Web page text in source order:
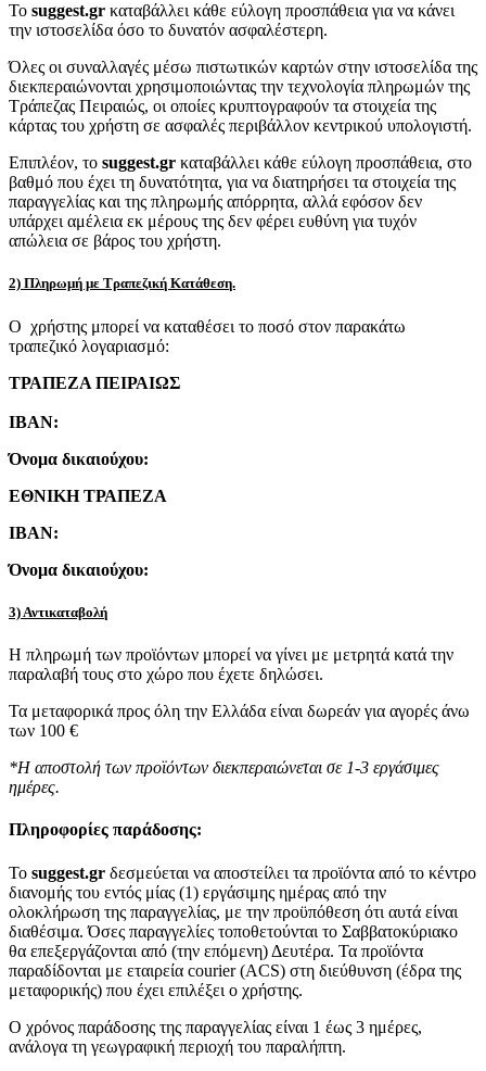
Το suggest.gr καταβάλλει κάθε εύλογη προσπάθεια για να κάνει
την ιστοσελίδα όσο το δυνατόν ασφαλέστερη.
Όλες οι συναλλαγές μέσω πιστωτικών καρτών στην ιστοσελίδα της
διεκπεραιώνονται χρησιμοποιώντας την τεχνολογία πληρωμών της
Τράπεζας Πειραιώς, οι οποίες κρυπτογραφούν τα στοιχεία της
κάρτας του χρήστη σε ασφαλές περιβάλλον κεντρικού υπολογιστή.
Επιπλέον, το suggest.gr καταβάλλει κάθε εύλογη προσπάθεια, στο
βαθμό που έχει τη δυνατότητα, για να διατηρήσει τα στοιχεία της
παραγγελίας και της πληρωμής απόρρητα, αλλά εφόσον δεν
υπάρχει αμέλεια εκ μέρους της δεν φέρει ευθύνη για τυχόν
απώλεια σε βάρος του χρήστη.
2) Πληρωμή με Τραπεζική Κατάθεση.
Ο χρήστης μπορεί να καταθέσει το ποσό στον παρακάτω
τραπεζικό λογαριασμό:
ΤΡΑΠΕΖΑ ΠΕΙΡΑΙΩΣ
IBAN:
Όνομα δικαιούχου:
ΕΘΝΙΚΗ ΤΡΑΠΕΖΑ
IBAN:
Όνομα δικαιούχου:
3) Αντικαταβολή
Η πληρωμή των προϊόντων μπορεί να γίνει με μετρητά κατά την
παραλαβή τους στο χώρο που έχετε δηλώσει.
Τα μεταφορικά προς όλη την Ελλάδα είναι δωρεάν για αγορές άνω
των 100 €
*Η αποστολή των προϊόντων διεκπεραιώνεται σε 1-3 εργάσιμες
ημέρες.
Πληροφορίες παράδοσης:
To suggest.gr δεσμεύεται να αποστείλει τα προϊόντα από το κέντρο
διανομής του εντός μίας (1) εργάσιμης ημέρας από την
ολοκλήρωση της παραγγελίας, με την προϋπόθεση ότι αυτά είναι
διαθέσιμα. Όσες παραγγελίες τοποθετούνται το Σαββατοκύριακο
θα επεξεργάζονται από (την επόμενη) Δευτέρα. Τα προϊόντα
παραδίδονται με εταιρεία courier (ACS) στη διεύθυνση (έδρα της
μεταφορικής) που έχει επιλέξει ο χρήστης.
Ο χρόνος παράδοσης της παραγγελίας είναι 1 έως 3 ημέρες,
ανάλογα τη γεωγραφική περιοχή του παραλήπτη.